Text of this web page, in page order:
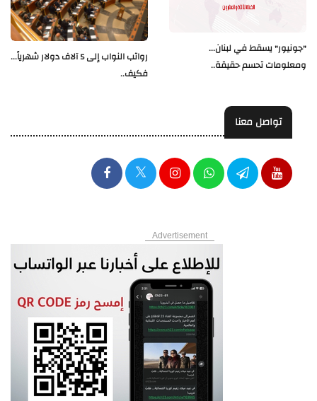
رواتب النواب إلى 5 آلاف دولار شهرياً...
فكيف..
"جونيور" يسقط في لبنان...
ومعلومات تحسم حقيقة..
تواصل معنا
Advertisement